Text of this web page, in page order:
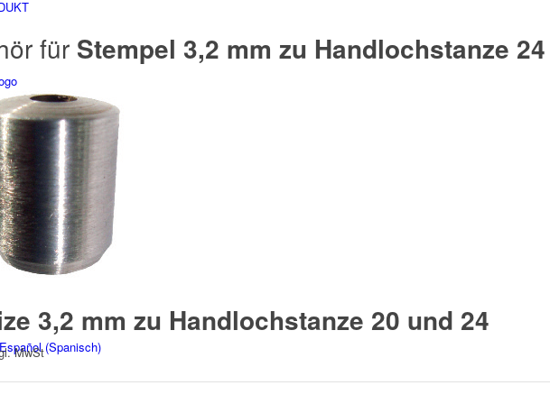
Slovenčina(Slowakisch
Slovenščina(Slowenisch
Español(Spanisch)
für Stempel 3,2 mm zu Handlochstanze 24
3,2 mm zu Handlochstanze 20 und 24
MwSt